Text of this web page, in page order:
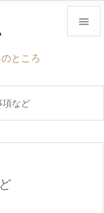



ところ
項など